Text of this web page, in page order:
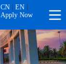
CN| EN|
Apply Now